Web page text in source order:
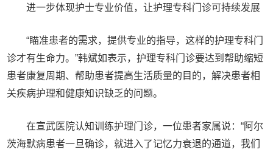
进一步体现护士专业价值，让护理专科门诊可持续发展
“瞄准患者的需求，提供专业的指导，这样的护理专科门
诊才有生命力。”韩斌如表示，护理专科门诊要达到帮助缩短
患者康复周期、帮助患者提高生活质量的目的，解决患者相
关疾病护理和健康知识缺乏的问题。
在宣武医院认知训练护理门诊，一位患者家属说：“阿尔
茨海默病患者一旦确诊，就进入了记忆力衰退的通道，我们